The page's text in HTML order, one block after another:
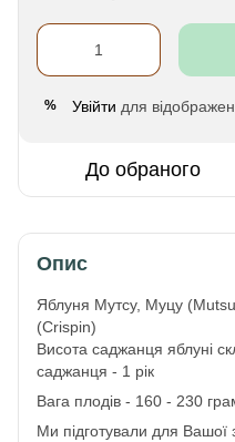
% Увійти для
До обраного
Опис
Яблуня Мутсу, Муцу
(Crispin)
Висота саджанця яблуні
саджанця - 1 рік
Вага плодів - 160 - 230
Ми підготували для Вашої